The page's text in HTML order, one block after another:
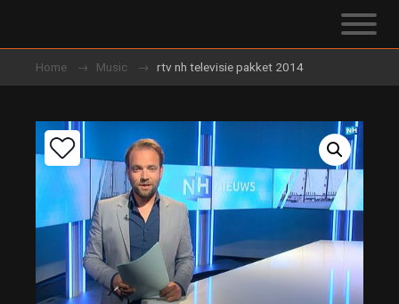
Home Music rtv nh televisie pakket 2014